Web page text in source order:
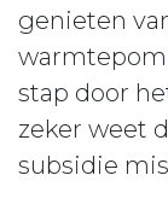
genieten
stap door
zeker weet
subsidie